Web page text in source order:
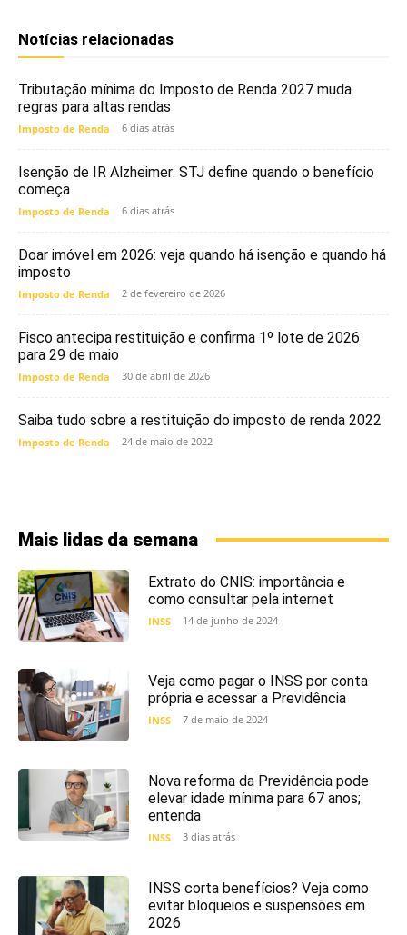
Notícias relacionadas
Tributação mínima do Imposto de Renda 2027 muda
regras para altas rendas
Imposto de Renda 6 dias atrás
Isenção de IR Alzheimer: STJ define quando o benefício
começa
Imposto de Renda 6 dias atrás
Doar imóvel em 2026: veja quando há isenção e quando há
imposto
Imposto de Renda 2 de fevereiro de 2026
Fisco antecipa restituição e confirma 1º lote de 2026
para 29 de maio
Imposto de Renda 30 de abril de 2026
Saiba tudo sobre a restituição do imposto de renda 2022
Imposto de Renda 24 de maio de 2022
Mais lidas da semana
Extrato do CNIS: importância e
como consultar pela internet
INSS 14 de junho de 2024
Veja como pagar o INSS por conta
própria e acessar a Previdência
INSS 7 de maio de 2024
Nova reforma da Previdência pode
elevar idade mínima para 67 anos;
entenda
INSS 3 dias atrás
INSS corta benefícios? Veja como
evitar bloqueios e suspensões em
2026